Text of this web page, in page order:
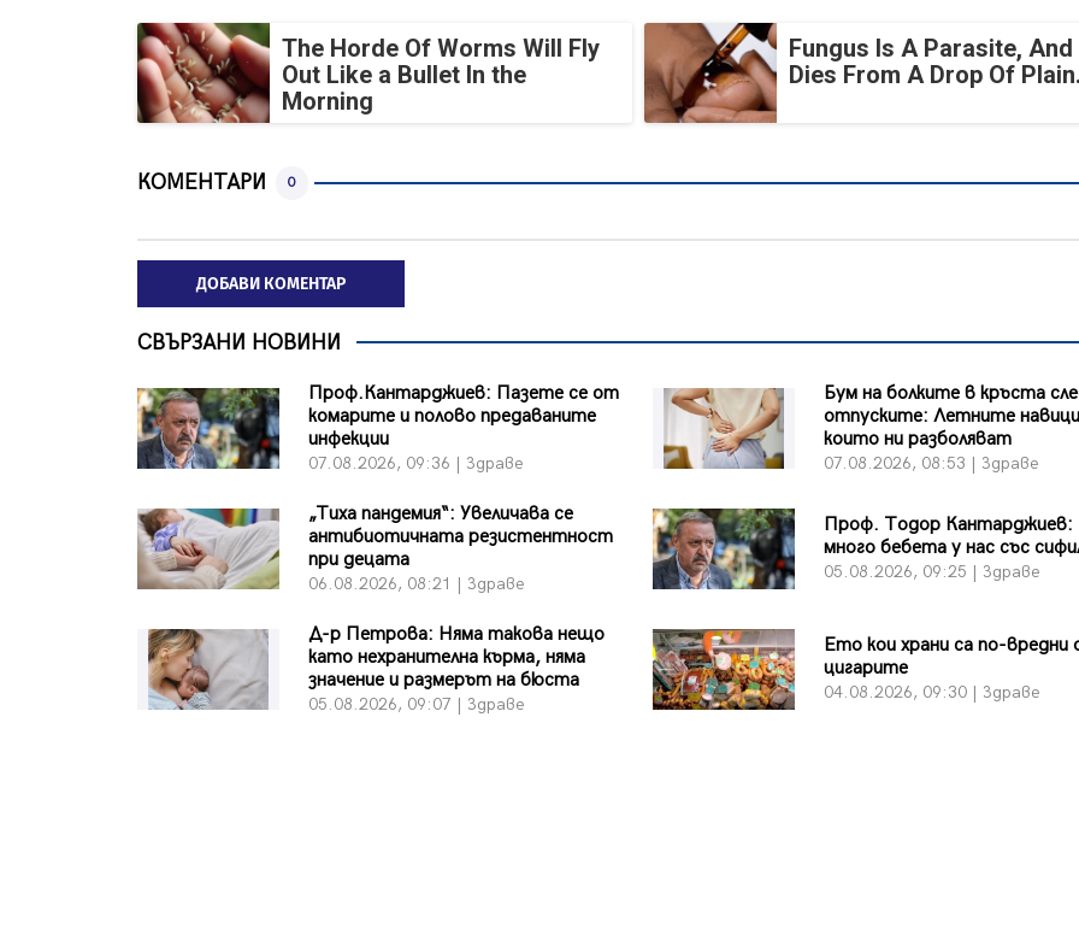
The Horde Of Worms Will Fly
Out Like a Bullet In the
Morning
Fungus Is A Parasite, And
Dies From A Drop Of
КОМЕНТАРИ 0
ДОБАВИ КОМЕНТАР
СВЪРЗАНИ НОВИНИ
Проф.Кантарджиев: Пазете се от
комарите и полово предаваните
инфекции
07.08.2026, 09:36 | Здраве
Бум на болките в кръста
отпуските: Летните
които ни разболяват
07.08.2026, 08:53 | Здраве
„Тиха пандемия“: Увеличава се
антибиотичната резистентност
при децата
06.08.2026, 08:21 | Здраве
Проф. Тодор Кантарджиев:
много бебета у нас със
05.08.2026, 09:25 | Здраве
Д-р Петрова: Няма такова нещо
като нехранителна кърма, няма
значение и размерът на бюста
05.08.2026, 09:07 | Здраве
Ето кои храни са по-вредни
цигарите
04.08.2026, 09:30 | Здраве